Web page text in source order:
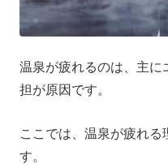
温泉が疲れるのは、主に
担が原因です。
ここでは、温泉が疲れる
す。